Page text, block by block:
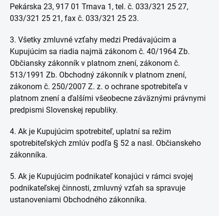
Pekárska 23, 917 01 Trnava 1, tel. č. 033/321 25 27,
033/321 25 21, fax č. 033/321 25 23.
3. Všetky zmluvné vzťahy medzi Predávajúcim a
Kupujúcim sa riadia najmä zákonom č. 40/1964 Zb.
Občiansky zákonník v platnom znení, zákonom č.
513/1991 Zb. Obchodný zákonník v platnom znení,
zákonom č. 250/2007 Z. z. o ochrane spotrebiteľa v
platnom znení a ďalšími všeobecne záväznými právnymi
predpismi Slovenskej republiky.
4. Ak je Kupujúcim spotrebiteľ, uplatní sa režim
spotrebiteľských zmlúv podľa § 52 a nasl. Občianskeho
zákonníka.
5. Ak je Kupujúcim podnikateľ konajúci v rámci svojej
podnikateľskej činnosti, zmluvný vzťah sa spravuje
ustanoveniami Obchodného zákonníka.